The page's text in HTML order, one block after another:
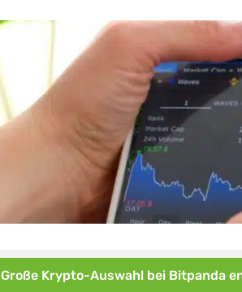
Große Krypto-Auswahl bei Bitpanda